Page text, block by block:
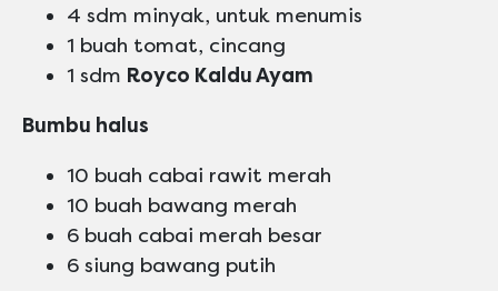
4 sdm minyak, untuk menumis
1 buah tomat, cincang
1 sdm Royco Kaldu Ayam
Bumbu halus
10 buah cabai rawit merah
10 buah bawang merah
6 buah cabai merah besar
6 siung bawang putih